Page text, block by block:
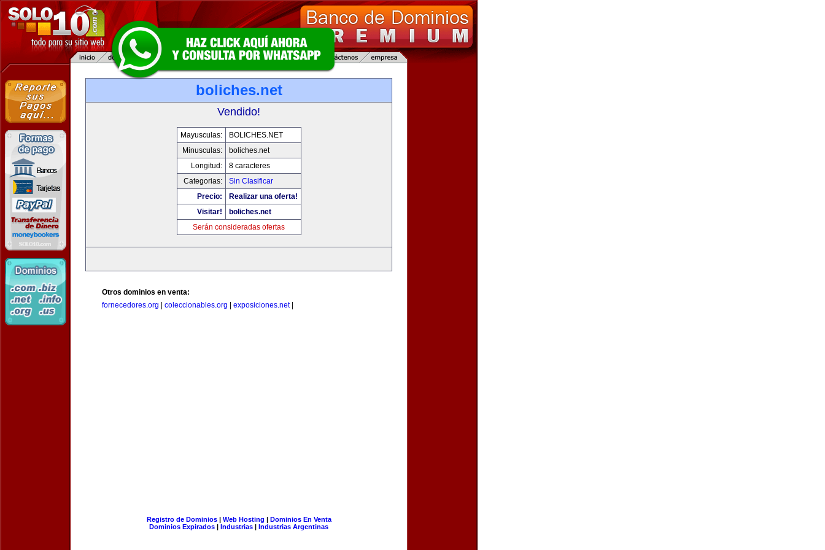
boliches.net
Vendido!
Mayusculas:
BOLICHES.NET
Minusculas:
boliches.net
Longitud:
8 caracteres
Categorias:
Sin Clasificar
Precio:
Realizar una oferta!
Visitar!
boliches.net
Serán consideradas ofertas
Otros dominios en venta:
fornecedores.org
coleccionables.org exposiciones.net|
Registro de Dominios| Web Hosting | Dominios En Venta
Dominios Expirados | Industrias | Industrias Argentinas